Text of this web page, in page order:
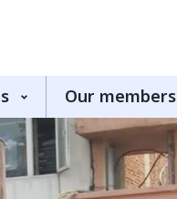
Our members